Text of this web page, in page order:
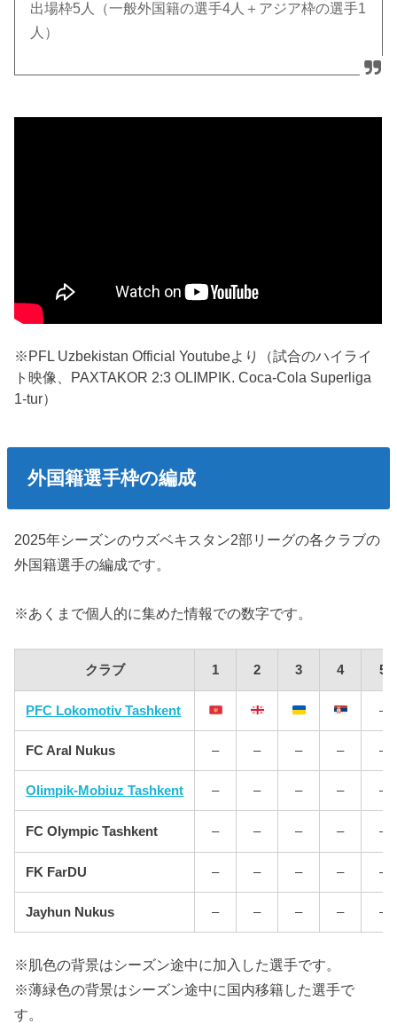
出場枠5人（一般外国籍の選手4人＋アジア枠の選手1
人）
※PFL Uzbekistan Official Youtubeより（試合のハイライ
ト映像、PAXTAKOR 2:3 OLIMPIK. Coca-Cola Superliga
1-tur）
外国籍選手枠の編成
2025年シーズンのウズベキスタン2部リーグの各クラブの
外国籍選手の編成です。
※あくまで個人的に集めた情報での数字です。
クラブ 1 2 3 4 5
PFC Lokomotiv Tashkent –
FC Aral Nukus – – – – –
Olimpik-Mobiuz Tashkent – – – – –
FC Olympic Tashkent – – – – –
FK FarDU – – – – –
Jayhun Nukus – – – – –
※肌色の背景はシーズン途中に加入した選手です。
※薄緑色の背景はシーズン途中に国内移籍した選手で
す。